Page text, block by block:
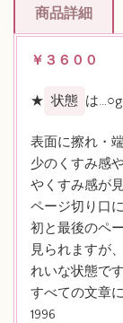
商品詳細
￥３６００
★ 状態 は
表面に擦れ・
少のくすみ感
やくすみ感が
ページ切り口
初と最後のペ
見られますが
れいな状態です
すべての文章
1996